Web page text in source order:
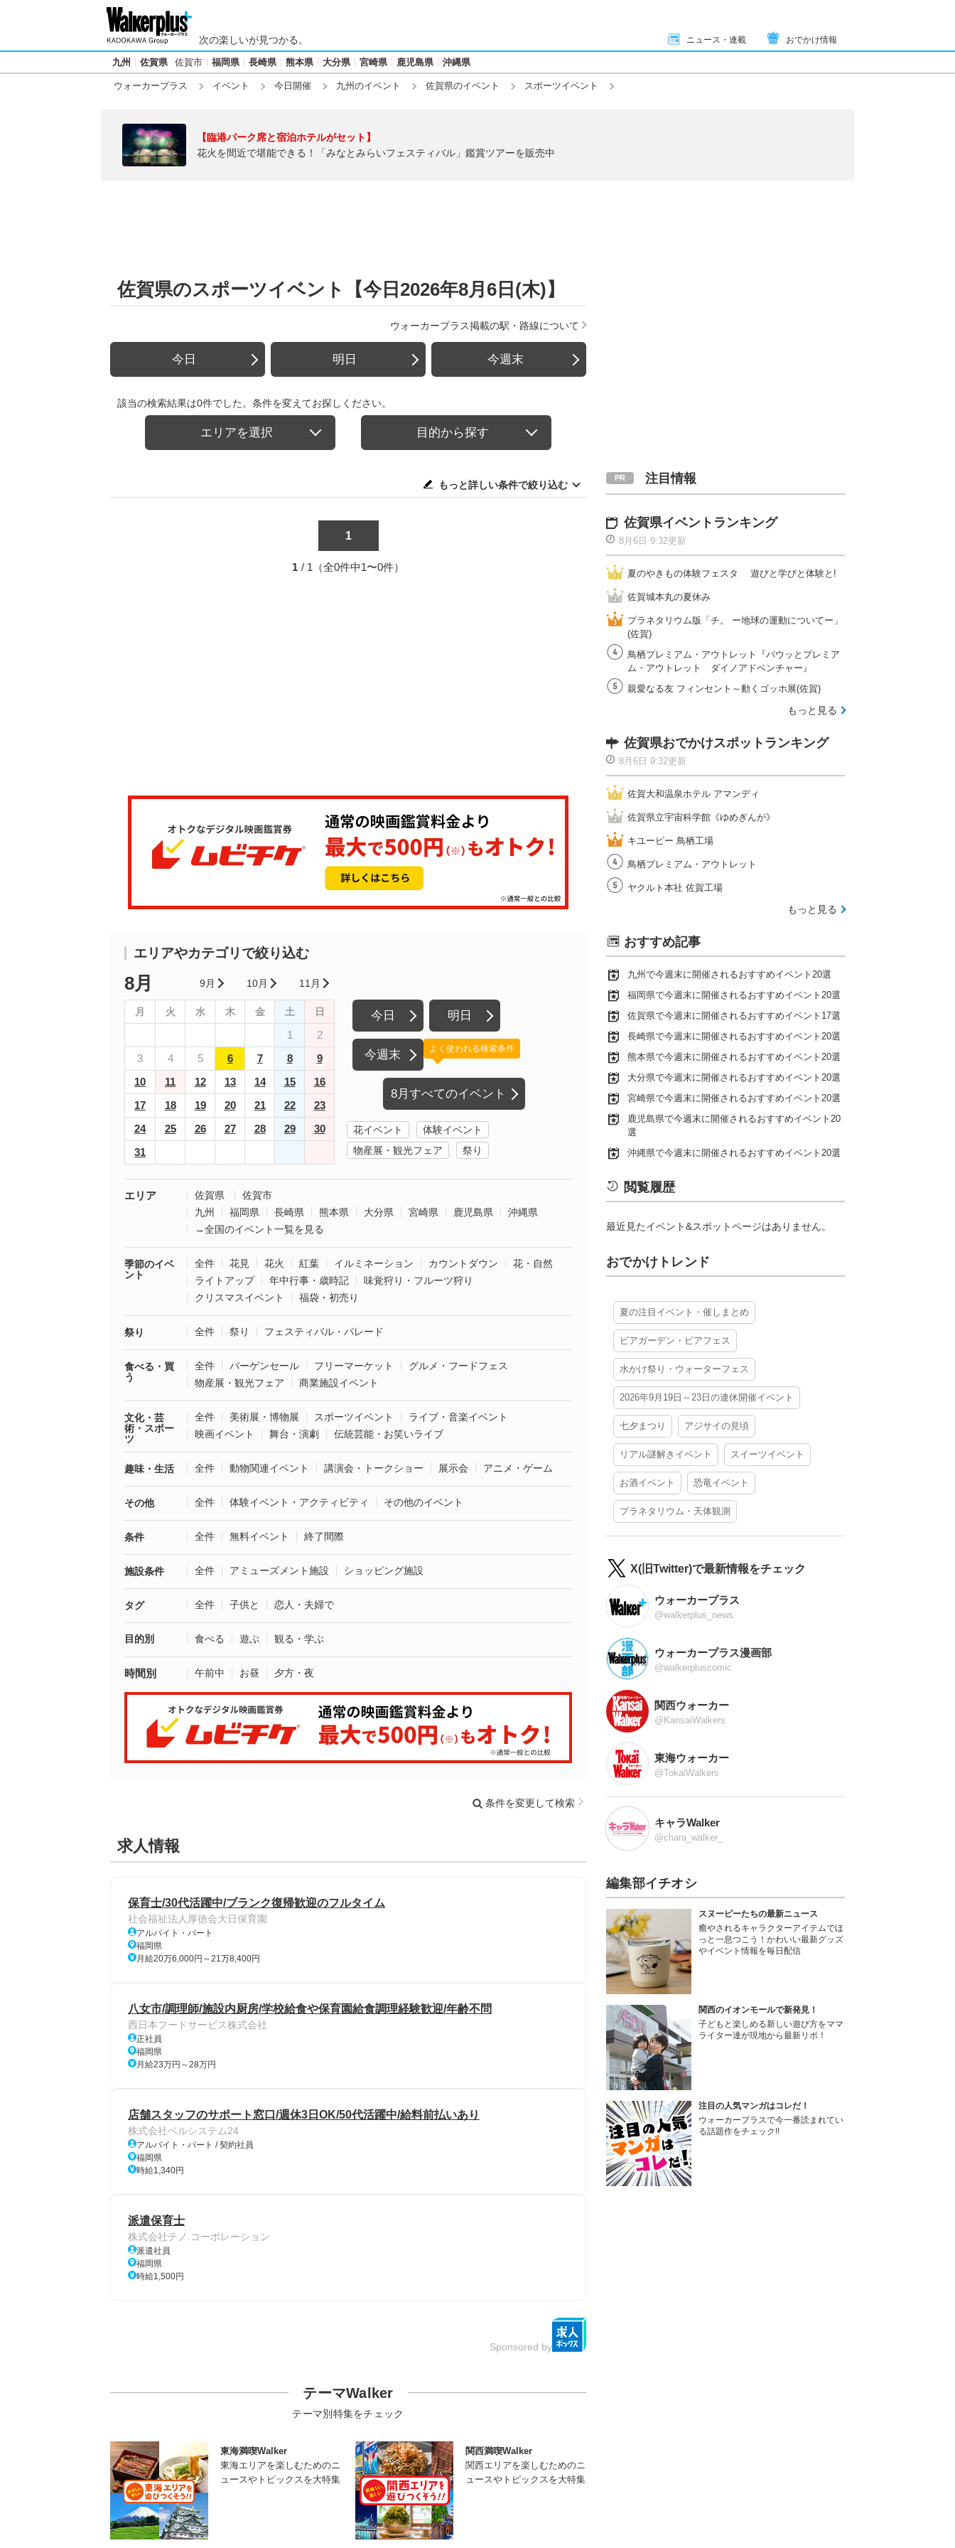
次の楽しいが見つかる。 ニュース・連載 おでかけ情報
九州 佐賀県 佐賀市 福岡県 長崎県 熊本県 大分県 宮崎県 鹿児島県 沖縄県
ウォーカープラス イベント 今日開催 九州のイベント 佐賀県のイベント スポーツイベント
【臨港パーク席と宿泊ホテルがセット】
花火を間近で堪能できる！「みなとみらいフェスティバル」鑑賞ツアーを販売中
佐賀県のスポーツイベント【今日2026年8月6日(木)】
ウォーカープラス掲載の駅・路線について
今日 明日 今週末
該当の検索結果は0件でした。条件を変えてお探しください。
エリアを選択 目的から探す
もっと詳しい条件で絞り込む
1
1 / 1（全0件中1〜0件）
エリアやカテゴリで絞り込む
8月 9月 10月 11月
月 火 水 木 金 土 日
1
2
3
4 5 6 7 8
9
10
11 12 13 14 15
16
17
18 19 20 21 22
23
24
25 26 27 28 29
30
31
今日 明日
今週末
8月すべてのイベント
よく使われる検索条件
花イベント
体験イベント
物産展・観光フェア
祭り
エリア 佐賀県
佐賀市
九州
福岡県 長崎県 熊本県 大分県 宮崎県 鹿児島県
沖縄県
→全国のイベント一覧を見る
季節のイベ
ント
全件 花見 花火 紅葉 イルミネーション カウントダウン
花・自然
ライトアップ
年中行事・歳時記
味覚狩り・フルーツ狩り
クリスマスイベント
福袋・初売り
祭り 全件 祭り フェスティバル・パレード
食べる・買
う
全件 バーゲンセール フリーマーケット
グルメ・フードフェス
物産展・観光フェア
商業施設イベント
文化・芸
術・スポー
ツ
全件 美術展・博物展 スポーツイベント
ライブ・音楽イベント
映画イベント
舞台・演劇 伝統芸能・お笑いライブ
趣味・生活 全件 動物関連イベント 講演会・トークショー 展示会 アニメ・ゲーム
その他 全件 体験イベント・アクティビティ その他のイベント
条件 全件 無料イベント 終了間際
施設条件 全件 アミューズメント施設 ショッピング施設
タグ 全件 子供と 恋人・夫婦で
目的別 食べる 遊ぶ 観る・学ぶ
時間別 午前中 お昼 夕方・夜
条件を変更して検索
求人情報
保育士/30代活躍中/ブランク復帰歓迎のフルタイム
社会福祉法人厚徳会大日保育園
アルバイト・パート
福岡県
月給20万6,000円～21万8,400円
八女市/調理師/施設内厨房/学校給食や保育園給食調理経験歓迎/年齢不問
西日本フードサービス株式会社
正社員
福岡県
月給23万円～28万円
店舗スタッフのサポート窓口/週休3日OK/50代活躍中/給料前払いあり
株式会社ベルシステム24
アルバイト・パート / 契約社員
福岡県
時給1,340円
派遣保育士
株式会社テノ.コーポレーション
派遣社員
福岡県
時給1,500円
Sponsored by
テーマWalker
テーマ別特集をチェック
東海満喫Walker
東海エリアを楽しむためのニ
ュースやトピックスを大特集
関西満喫Walker
関西エリアを楽しむためのニ
ュースやトピックスを大特集
注目情報
佐賀県イベントランキング
8月6日 9:32更新
夏のやきもの体験フェスタ 遊びと学びと体験と!
佐賀城本丸の夏休み
プラネタリウム版「チ。 ー地球の運動についてー」
(佐賀)
鳥栖プレミアム・アウトレット『パウッとプレミア
ム・アウトレット ダイノアドベンチャー』
親愛なる友 フィンセント～動くゴッホ展(佐賀)
もっと見る
佐賀県おでかけスポットランキング
8月6日 9:32更新
佐賀大和温泉ホテル アマンディ
佐賀県立宇宙科学館《ゆめぎんが》
キユーピー 鳥栖工場
鳥栖プレミアム・アウトレット
ヤクルト本社 佐賀工場
もっと見る
おすすめ記事
九州で今週末に開催されるおすすめイベント20選
福岡県で今週末に開催されるおすすめイベント20選
佐賀県で今週末に開催されるおすすめイベント17選
長崎県で今週末に開催されるおすすめイベント20選
熊本県で今週末に開催されるおすすめイベント20選
大分県で今週末に開催されるおすすめイベント20選
宮崎県で今週末に開催されるおすすめイベント20選
鹿児島県で今週末に開催されるおすすめイベント20
選
沖縄県で今週末に開催されるおすすめイベント20選
閲覧履歴
最近見たイベント&スポットページはありません。
おでかけトレンド
夏の注目イベント・催しまとめ
ビアガーデン・ビアフェス
水かけ祭り・ウォーターフェス
2026年9月19日～23日の連休開催イベント
七夕まつり アジサイの見頃
リアル謎解きイベント スイーツイベント
お酒イベント 恐竜イベント
プラネタリウム・天体観測
X(旧Twitter)で最新情報をチェック
ウォーカープラス
@walkerplus_news
ウォーカープラス漫画部
@walkerpluscomic
関西ウォーカー
@KansaiWalkers
東海ウォーカー
@TokaiWalkers
キャラWalker
@chara_walker_
編集部イチオシ
スヌーピーたちの最新ニュース
癒やされるキャラクターアイテムでほ
っと一息つこう！かわいい最新グッズ
やイベント情報を毎日配信
関西のイオンモールで新発見！
子どもと楽しめる新しい遊び方をママ
ライター達が現地から最新リポ！
注目の人気マンガはコレだ！
ウォーカープラスで今一番読まれてい
る話題作をチェック!!